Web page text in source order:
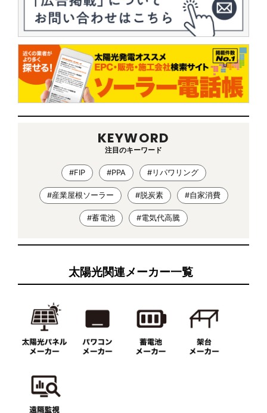
KEYWORD
注目のキーワード
#FIP #PPA #リパワリング
#産業屋根ソーラー #脱炭素 #自家消費
#蓄電池 #電気代高騰
太陽光関連メーカー一覧